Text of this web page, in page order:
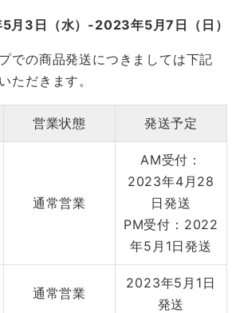
月3日（水）-2023年5月7日（日）
での商品発送につきましては下記
ただきます。
営業状態 発送予定
通常営業
AM受付：
2023年4月28
日発送
PM受付：2022
年5月1日発送
通常営業
2023年5月1日
発送